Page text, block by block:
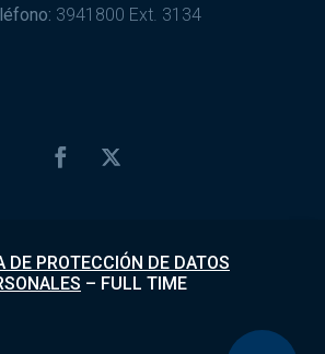
3941800 Ext. 3134
DE PROTECCIÓN DE DATOS
– FULL TIME